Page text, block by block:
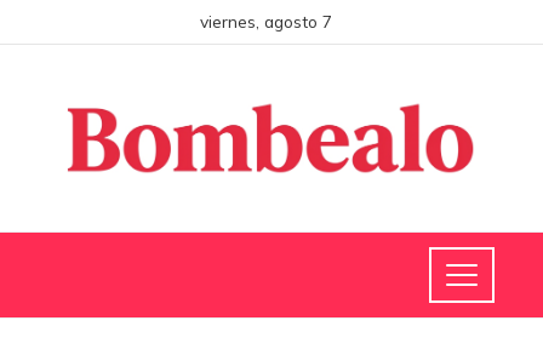
viernes, agosto 7